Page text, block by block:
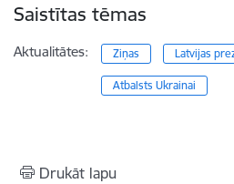
Saistītas tēmas
Aktualitātes: Ziņas Latvijas
Atbalsts Ukrainai
Drukāt lapu